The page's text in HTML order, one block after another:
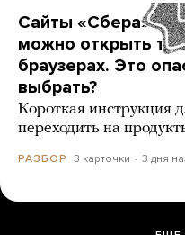
Сайты «Сбера» и
можно открыть
браузерах. Это
выбрать?
Короткая инструкция
переходить на
РАЗБОР 3 карточки 3 дня